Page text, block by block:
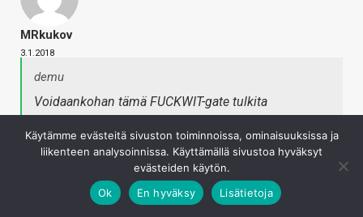
MRkukov
3.1.2018
demu
Voidaankohan tämä FUCKWIT-gate tulkita
Ei. Edes Intel ei tekisi moista virhettä. Tämän
paljastuminen tietää "pikkuisen" ongelmia siniseen leiriin.
Käytämme evästeitä sivuston toiminnoissa, ominaisuuksissa ja
liikenteen analysoinnissa. Käyttämällä sivustoa hyväksyt
evästeiden käytön.
Ok
En hyväksy Lisätietoja